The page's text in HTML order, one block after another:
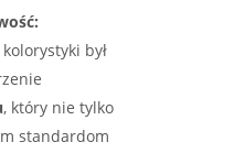
był
, który nie tylko
standardom